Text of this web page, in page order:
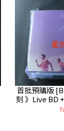
首批預購版
刻 》Live BD
2